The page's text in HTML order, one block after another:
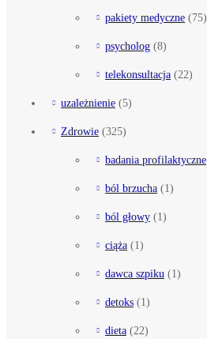
pakiety medyczne (75)
psycholog (8)
telekonsultacja (22)
uzależnienie (5)
Zdrowie (325)
badania profilaktyczne
ból brzucha (1)
ból głowy (1)
ciąża (1)
dawca szpiku (1)
detoks (1)
dieta (22)